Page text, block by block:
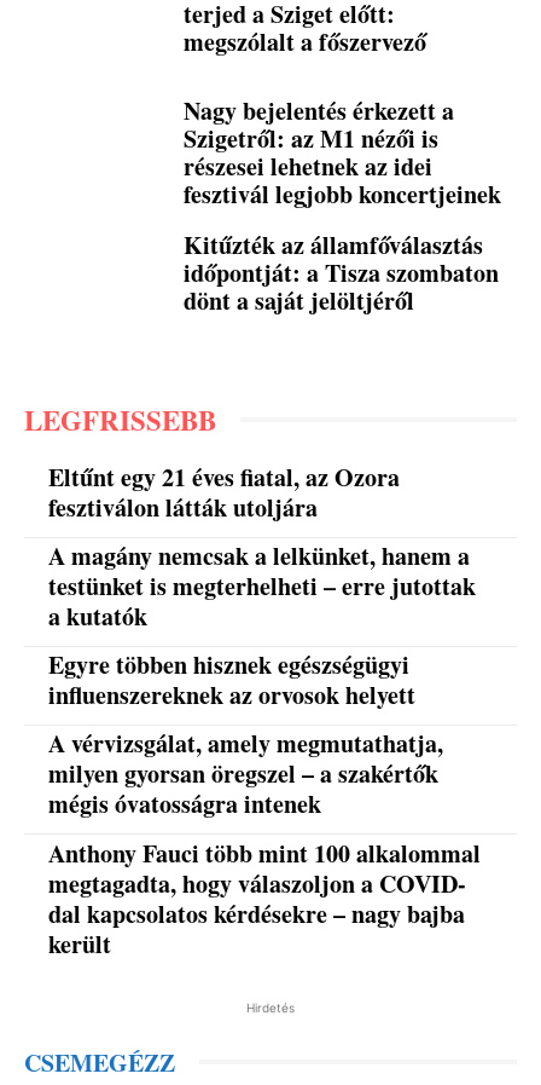
terjed a Sziget előtt:
megszólalt a főszervező
Nagy bejelentés érkezett a
Szigetről: az M1 nézői is
részesei lehetnek az idei
fesztivál legjobb koncertjeinek
Kitűzték az államfőválasztás
időpontját: a Tisza szombaton
dönt a saját jelöltjéről
LEGFRISSEBB
Eltűnt egy 21 éves fiatal, az Ozora
fesztiválon látták utoljára
A magány nemcsak a lelkünket, hanem a
testünket is megterhelheti – erre jutottak
a kutatók
Egyre többen hisznek egészségügyi
influenszereknek az orvosok helyett
A vérvizsgálat, amely megmutathatja,
milyen gyorsan öregszel – a szakértők
mégis óvatosságra intenek
Anthony Fauci több mint 100 alkalommal
megtagadta, hogy válaszoljon a COVID-
dal kapcsolatos kérdésekre – nagy bajba
került
Hirdetés
CSEMEGÉZZ